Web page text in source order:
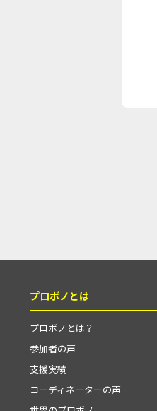
プロボノとは
プロボノとは？
参加者の声
支援実績
コーディネーターの声